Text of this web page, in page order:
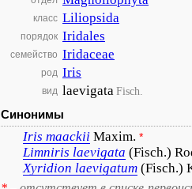
класс Liliopsida
порядок Iridales
семейство Iridaceae
род Iris
вид laevigataFisch.
Синонимы
Iris maackii Maxim. *
Limniris laevigata (Fisch.)
Xyridion laevigatum (Fisch.)